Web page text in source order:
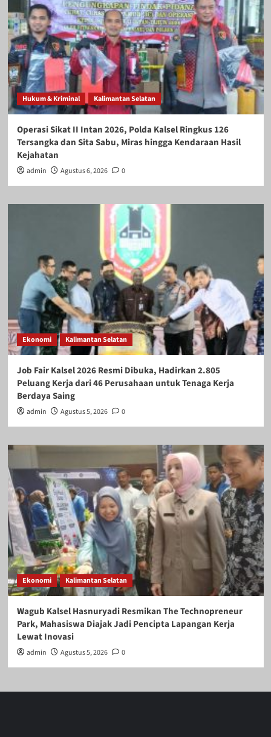
Hukum & Kriminal Kalimantan Selatan
Operasi Sikat II Intan 2026, Polda Kalsel Ringkus 126
Tersangka dan Sita Sabu, Miras hingga Kendaraan Hasil
Kejahatan
admin Agustus 6, 2026 0
Ekonomi Kalimantan Selatan
Job Fair Kalsel 2026 Resmi Dibuka, Hadirkan 2.805
Peluang Kerja dari 46 Perusahaan untuk Tenaga Kerja
Berdaya Saing
admin Agustus 5, 2026 0
Ekonomi Kalimantan Selatan
Wagub Kalsel Hasnuryadi Resmikan The Technopreneur
Park, Mahasiswa Diajak Jadi Pencipta Lapangan Kerja
Lewat Inovasi
admin Agustus 5, 2026 0